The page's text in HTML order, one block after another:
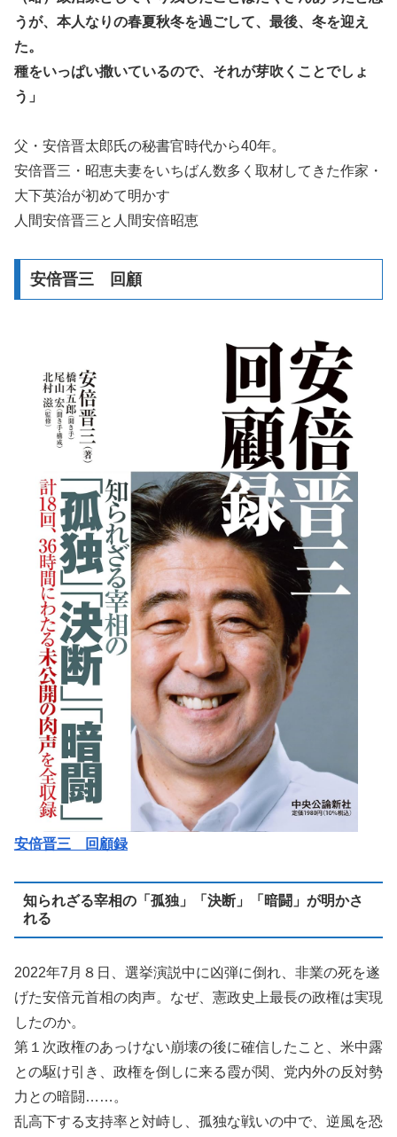
うが、本人なりの春夏秋冬を過ごして、最後、冬を迎え
た。
種をいっぱい撒いているので、それが芽吹くことでしょ
う」
父・安倍晋太郎氏の秘書官時代から40年。
安倍晋三・昭恵夫妻をいちばん数多く取材してきた作家・
大下英治が初めて明かす
人間安倍晋三と人間安倍昭恵
安倍晋三 回顧
安倍晋三 回顧録
知られざる宰相の「孤独」「決断」「暗闘」が明かさ
れる
2022年7月８日、選挙演説中に凶弾に倒れ、非業の死を遂
げた安倍元首相の肉声。なぜ、憲政史上最長の政権は実現
したのか。
第１次政権のあっけない崩壊の後に確信したこと、米中露
との駆け引き、政権を倒しに来る霞が関、党内外の反対勢
力との暗闘……。
乱高下する支持率と対峙し、孤独な戦いの中で、逆風を恐